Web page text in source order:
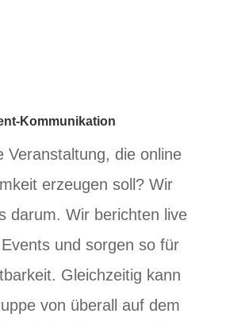
Kommunikation
Veranstaltung, die online
erzeugen soll? Wir
darum. Wir berichten live
und sorgen so für
Gleichzeitig kann
von überall auf dem